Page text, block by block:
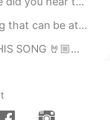
2019.05.29 01:03
to make it like a pizza oven. So,...
youtube.com/playlist?list=RDbm6tXR1...